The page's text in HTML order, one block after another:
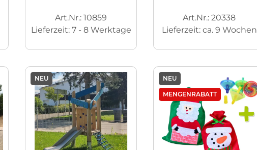
Art.Nr.: 10859
Lieferzeit: 7 - 8 Werktage
Art.Nr.: 20338
Lieferzeit: ca. 9 Wochen
NEU NEU
MENGENRABATT